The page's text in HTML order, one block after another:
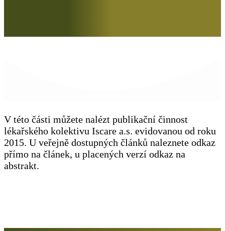
V této části můžete nalézt publikační činnost
lékařského kolektivu Iscare a.s. evidovanou od roku
2015. U veřejně dostupných článků naleznete odkaz
přímo na článek, u placených verzí odkaz na
abstrakt.